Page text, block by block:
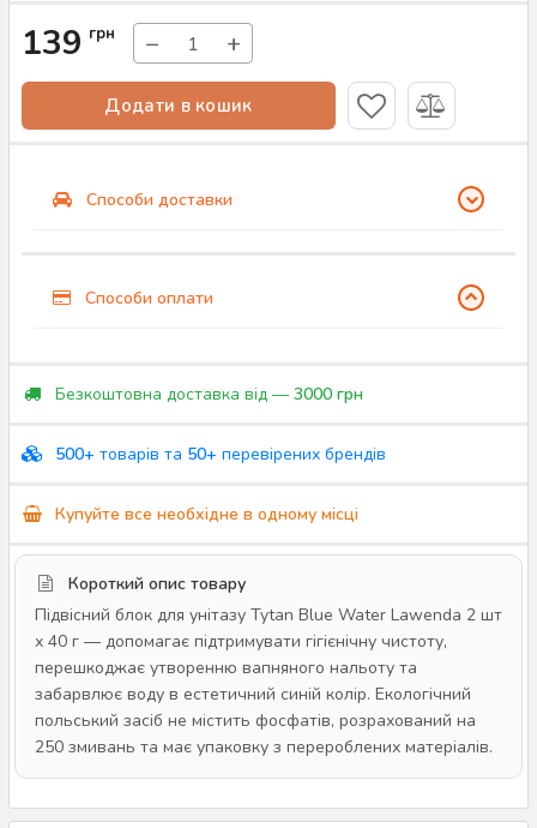
139 грн − +
Додати в кошик
Способи доставки
Способи оплати
Безкоштовна доставка від — 3000 грн
500+ товарів та 50+ перевірених брендів
Купуйте все необхідне в одному місці
Короткий опис товару
Підвісний блок для унітазу Tytan Blue Water Lawenda 2 шт
х 40 г — допомагає підтримувати гігієнічну чистоту,
перешкоджає утворенню вапняного нальоту та
забарвлює воду в естетичний синій колір. Екологічний
польський засіб не містить фосфатів, розрахований на
250 змивань та має упаковку з перероблених матеріалів.